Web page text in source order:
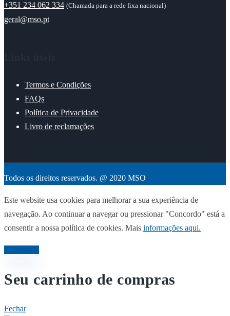
+351 234 062 334 (Chamada para a rede fixa nacional)
geral@mso.pt
Termos e Condições
FAQs
Política de Privacidade
Livro de reclamações
Todos os direitos reservados. @ 2020 MSO
Este website usa cookies para melhorar a sua experiência de
navegação. Ao continuar a navegar ou pressionar "Concordo" está a
consentir a nossa política de cookies. Mais informações aqui.
Seu carrinho de compras
Fechar